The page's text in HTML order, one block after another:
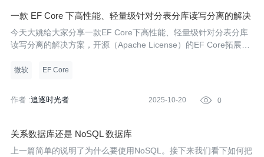
一款 EF Core 下高性能、轻量级针对分表分库读写分离的解决
方案
今天大姚给大家分享一款EF Core下高性能、轻量级针对分表分库
读写分离的解决方案，开源（Apache License）的EF Core拓展程
微软 EF Core
作者 :追逐时光者 2025-10-20  0
关系数据库还是 NoSQL 数据库
上一篇简单的说明了为什么要使用NoSQL。接下来我们看下如何把